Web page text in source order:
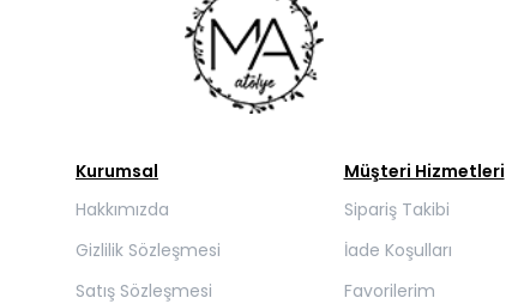
Kurumsal
Hakkımızda
Gizlilik Sözleşmesi
Satış Sözleşmesi
Müşteri Hizmetleri
Sipariş Takibi
İade Koşulları
Favorilerim